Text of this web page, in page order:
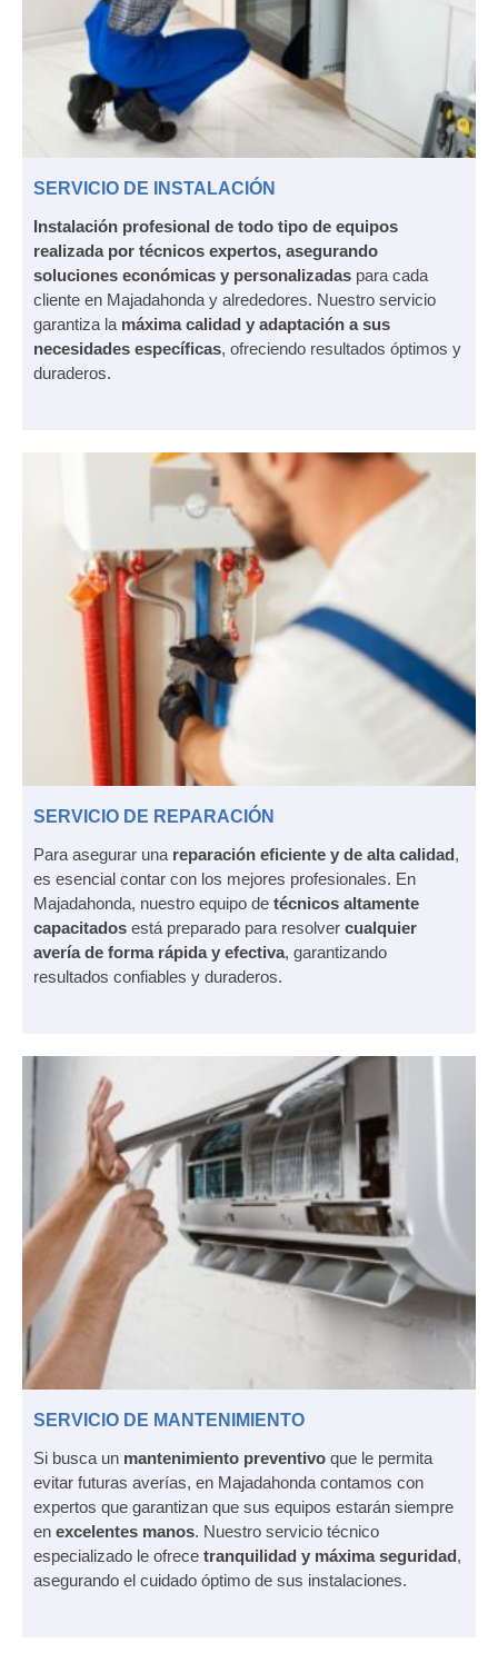
SERVICIO DE INSTALACIÓN
Instalación profesional de todo tipo de equipos
realizada por técnicos expertos, asegurando
soluciones económicas y personalizadas para cada
cliente en Majadahonda y alrededores. Nuestro servicio
garantiza la máxima calidad y adaptación a sus
necesidades específicas, ofreciendo resultados óptimos y
duraderos.
SERVICIO DE REPARACIÓN
Para asegurar una reparación eficiente y de alta calidad,
es esencial contar con los mejores profesionales. En
Majadahonda, nuestro equipo de técnicos altamente
capacitados está preparado para resolver cualquier
avería de forma rápida y efectiva, garantizando
resultados confiables y duraderos.
SERVICIO DE MANTENIMIENTO
Si busca un mantenimiento preventivo que le permita
evitar futuras averías, en Majadahonda contamos con
expertos que garantizan que sus equipos estarán siempre
en excelentes manos. Nuestro servicio técnico
especializado le ofrece tranquilidad y máxima seguridad,
asegurando el cuidado óptimo de sus instalaciones.